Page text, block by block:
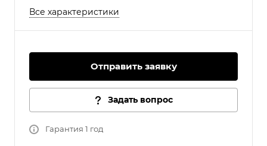
Все характеристики
Отправить заявку
Задать вопрос
Гарантия 1 год